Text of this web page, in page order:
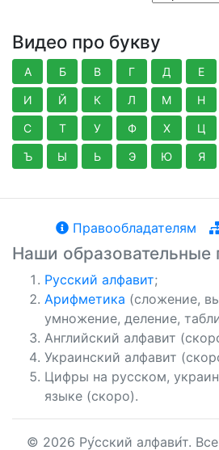
Видео про букву
А Б В Г Д Е
И Й К Л М Н
С Т У Ф Х Ц
Ъ Ы Ь Э Ю Я
Правообладателям
Наши образовательные
Русский алфавит;
Арифметика (сложение,
умножение, деление,
Английский алфавит
Украинский алфавит
Цифры на русском,
языке (скоро).
© 2026 Ру́сский алфави́т.